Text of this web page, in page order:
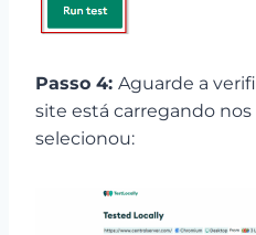
Passo 4: Aguarde a
site está carregando
selecionou: